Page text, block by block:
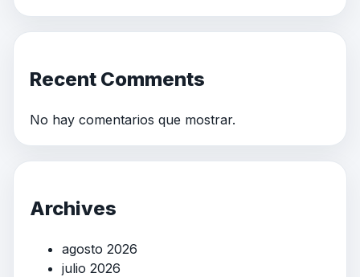
Recent Comments
No hay comentarios que mostrar.
Archives
agosto 2026
julio 2026